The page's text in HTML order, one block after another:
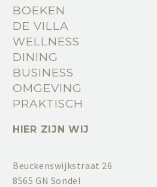
BOEKEN
DE VILLA
WELLNESS
DINING
BUSINESS
OMGEVING
PRAKTISCH
HIER ZIJN WIJ
Beuckenswijkstraat 26
8565 GN Sondel